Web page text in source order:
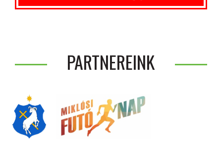
PARTNEREINK